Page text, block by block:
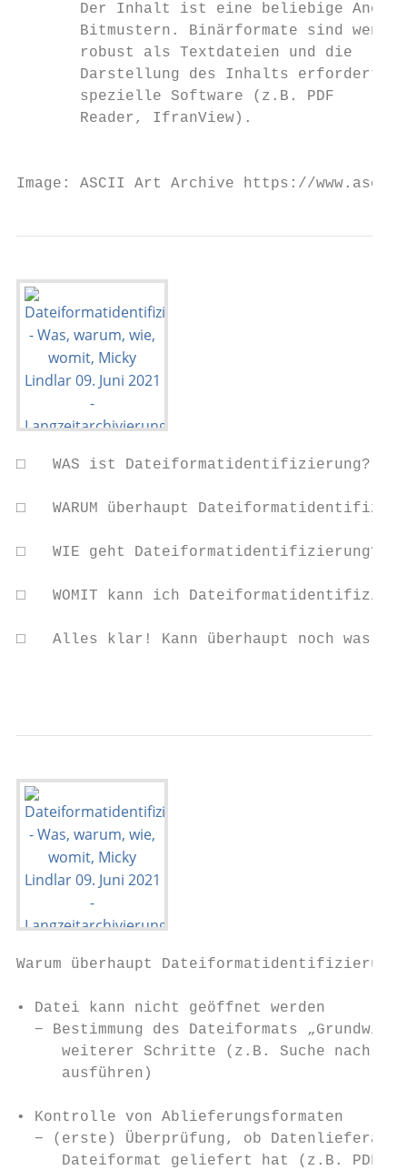
Der Inhalt ist eine beliebige
Bitmustern. Binärformate sind
       robust als Textdateien und die
       Darstellung des Inhalts erfordert
       spezielle Software (z.B. PDF
       Reader, IfranView).
Image: ASCII Art Archive https://
□   WAS ist Dateiformatidentifizierung?
□   WARUM überhaupt
□   WIE geht Dateiformatidentifizierung?
□   WOMIT kann ich
□   Alles klar! Kann überhaupt noch was
Warum überhaupt Dateiformatidentifizierung?
• Datei kann nicht geöffnet werden
− Bestimmung des Dateiformats
weiterer Schritte (z.B. Suche nach
     ausführen)
• Kontrolle von Ablieferungsformaten
− (erste) Überprüfung, ob Datenlieferant
Dateiformat geliefert hat (z.B. PDF/